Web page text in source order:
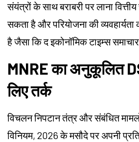
संयंत्रों के साथ बराबरी पर लाना
सकता है और परियोजना की
है जैसा कि द इकोनॉमिक टाइम्स
MNRE का अनुकूलित
लिए तर्क
विचलन निपटान तंत्र और संबंधित
विनियम, 2026 के मसौदे पर अपनी